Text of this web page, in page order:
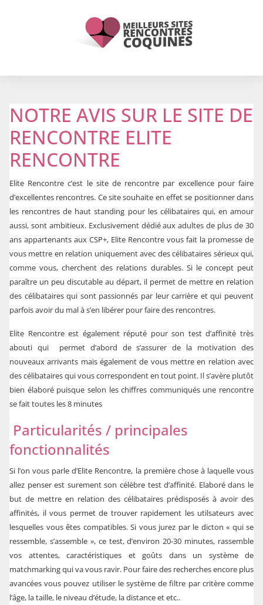
NOTRE AVIS SUR LE SITE DE
RENCONTRE ELITE
RENCONTRE
Elite Rencontre c’est le site de rencontre par excellence pour faire
d’excellentes rencontres. Ce site souhaite en effet se positionner dans
les rencontres de haut standing pour les célibataires qui, en amour
aussi, sont ambitieux. Exclusivement dédié aux adultes de plus de 30
ans appartenants aux CSP+, Elite Rencontre vous fait la promesse de
vous mettre en relation uniquement avec des célibataires sérieux qui,
comme vous, cherchent des relations durables. Si le concept peut
paraître un peu discutable au départ, il permet de mettre en relation
des célibataires qui sont passionnés par leur carrière et qui peuvent
parfois avoir du mal à s’en libérer pour faire des rencontres.
Elite Rencontre est également réputé pour son test d’affinité très
abouti qui permet d’abord de s’assurer de la motivation des
nouveaux arrivants mais également de vous mettre en relation avec
des célibataires qui vous correspondent en tout point. Il s’avère plutôt
bien élaboré puisque selon les chiffres communiqués une rencontre
se fait toutes les 8 minutes
/ principales
fonctionnalités
Si l’on vous parle d’Elite Rencontre, la première chose à laquelle vous
allez penser est surement son célèbre test d’affinité. Elaboré dans le
but de mettre en relation des célibataires prédisposés à avoir des
affinités, il vous permet de trouver rapidement les utilsateurs avec
lesquelles vous êtes compatibles. Si vous jurez par le dicton « qui se
ressemble, s’assemble », ce test, d’environ 20-30 minutes, rassemble
vos attentes, caractéristiques et goûts dans un système de
matchmarking qui va vous ravir. Pour faire des recherches encore plus
avancées vous pouvez utiliser le système de filtre par critère comme
l’âge, la taille, le niveau d’étude, la distance et etc..